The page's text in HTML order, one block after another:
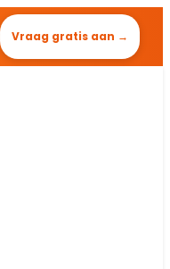
Vraag gratis aan →